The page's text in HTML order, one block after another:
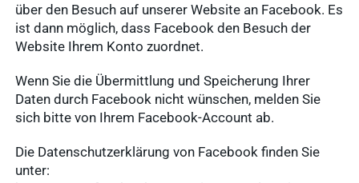
über den Besuch auf unserer Website an Facebook. Es
ist dann möglich, dass Facebook den Besuch der
Website Ihrem Konto zuordnet.
Wenn Sie die Übermittlung und Speicherung Ihrer
Daten durch Facebook nicht wünschen, melden Sie
sich bitte von Ihrem Facebook-Account ab.
Die Datenschutzerklärung von Facebook finden Sie
unter: